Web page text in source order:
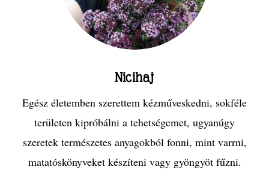
Nicihaj
Egész életemben szerettem kézműveskedni, sokféle
területen kipróbálni a tehetségemet, ugyanúgy
szeretek természetes anyagokból fonni, mint varrni,
matatóskönyveket készíteni vagy gyöngyöt fűzni.